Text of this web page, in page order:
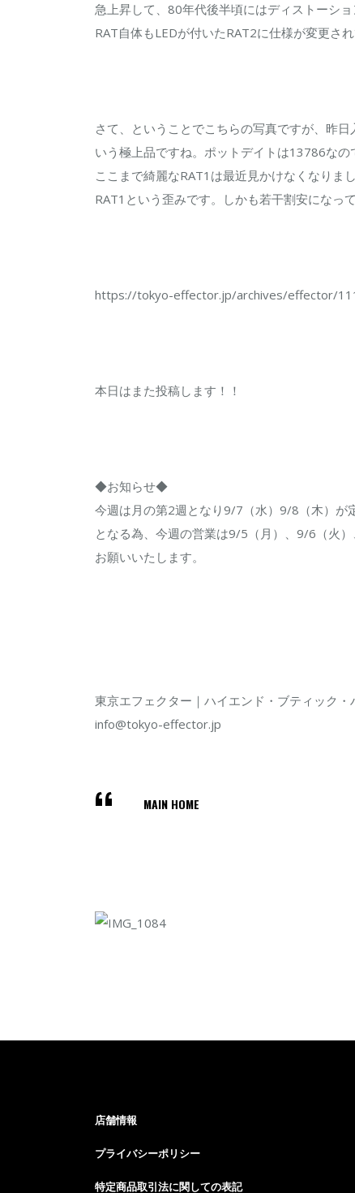
急上昇して、80年代後半頃にはディストーシ
RAT自体もLEDが付いたRAT2に仕様が変更され
さて、ということでこちらの写真ですが、昨
いう極上品ですね。ポットデイトは13786なの
ここまで綺麗なRAT1は最近見かけなくなりま
RAT1という歪みです。しかも若干割安になっ
https://tokyo-effector.jp/archives/effector/
本日はまた投稿します！！
◆お知らせ◆
今週は月の第2週となり9/7（水）9/8（木）
となる為、今週の営業は9/5（月）、9/6（火
お願いいたします。
東京エフェクター｜ハイエンド・ブティック
info@tokyo-effector.jp
MAIN HOME
店舗情報
プライバシーポリシー
特定商品取引法に関しての表記